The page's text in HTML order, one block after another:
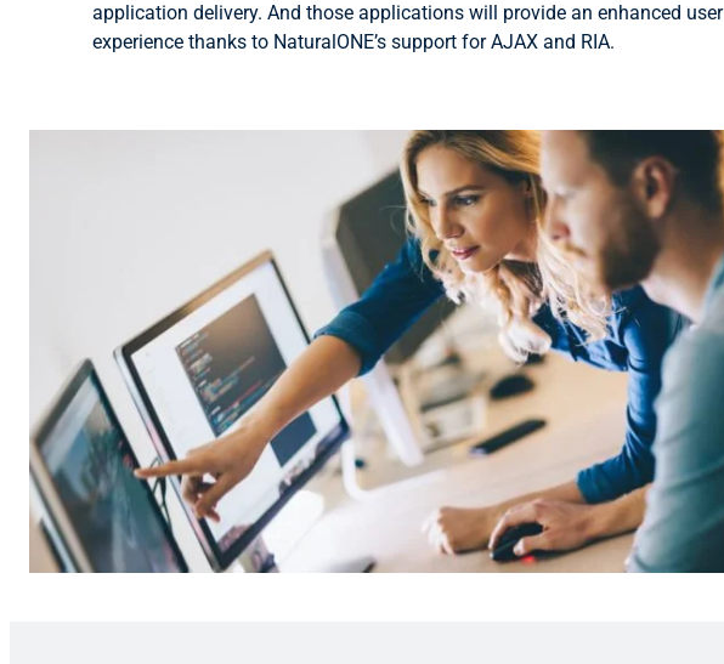
application delivery. And those applications will provide an enhanced user
experience thanks to NaturalONE’s support for AJAX and RIA.